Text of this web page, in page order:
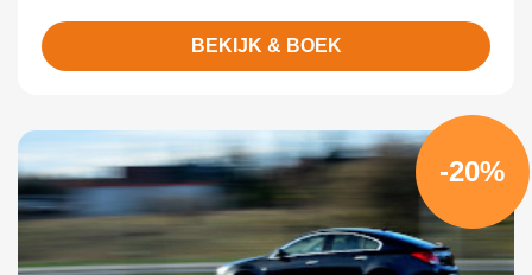
BEKIJK & BOEK
-20%